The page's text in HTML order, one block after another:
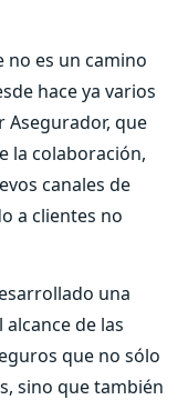
no es un camino
hace ya varios
Asegurador, que
la colaboración,
canales de
a clientes no
una
de las
que no sólo
sino que también